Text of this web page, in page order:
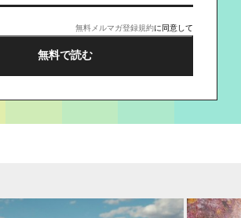
無料メルマガ登録規約に同意して